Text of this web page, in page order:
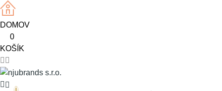
DOMOV
0
KOŠÍK